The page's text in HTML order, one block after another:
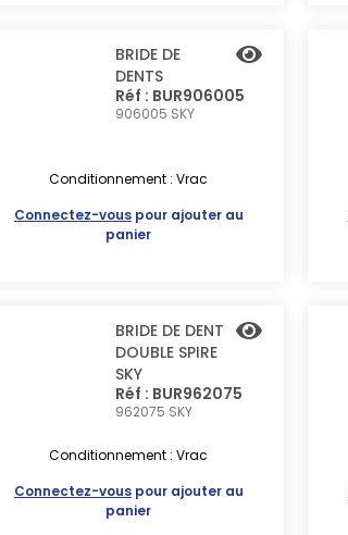
BRIDE DE
DENTS
Réf : BUR906005
906005 SKY
Conditionnement : Vrac
Connectez-vouspour ajouter au
panier
BRIDE DE DENT
DOUBLE SPIRE
SKY
Réf : BUR962075
962075 SKY
Conditionnement : Vrac
Connectez-vouspour ajouter au
panier